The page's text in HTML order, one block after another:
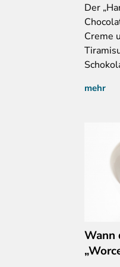
Der
Creme
mehr
Wann